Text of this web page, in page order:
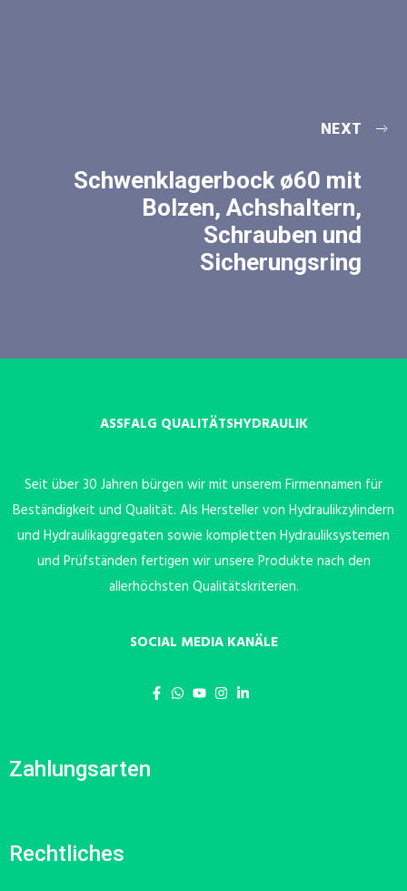
NEXT
Schwenklagerbock ø60 mit
Bolzen, Achshaltern,
Schrauben und
Sicherungsring
ASSFALG QUALITÄTSHYDRAULIK
Seit über 30 Jahren bürgen wir mit unserem Firmennamen für
Beständigkeit und Qualität. Als Hersteller von Hydraulikzylindern
und Hydraulikaggregaten sowie kompletten Hydrauliksystemen
und Prüfständen fertigen wir unsere Produkte nach den
allerhöchsten Qualitätskriterien.
SOCIAL MEDIA KANÄLE
Zahlungsarten
Rechtliches